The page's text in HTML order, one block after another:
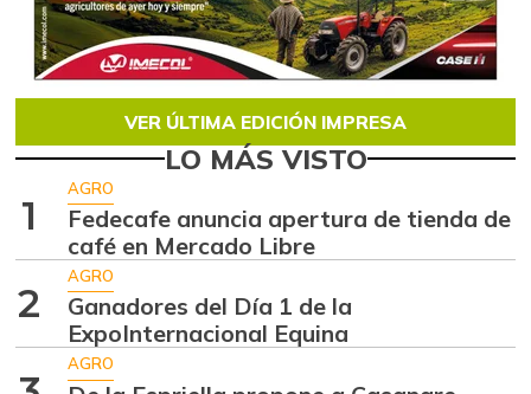
VER ÚLTIMA EDICIÓN IMPRESA
LO MÁS VISTO
1
AGRO
Fedecafe anuncia apertura de tienda de
café en Mercado Libre
2
AGRO
Ganadores del Día 1 de la
ExpoInternacional Equina
AGRO